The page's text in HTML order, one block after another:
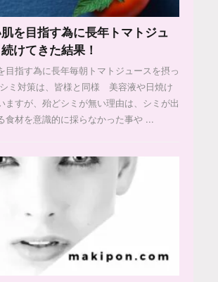
を目指す為に長年トマトジュ
けてきた結果！
目指す為に長年毎朝トマトジュースを摂っ
ミ対策は、皆様と同様 美容液や日焼け
ますが、殆どシミが無い理由は、シミが出
食材を意識的に採らなかった事や ...